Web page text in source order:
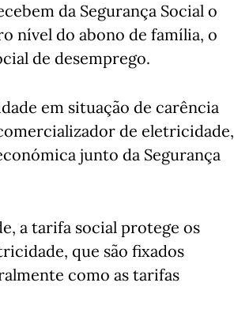
da Segurança Social o
nível do abono de família, o
de desemprego.
em situação de carência
de eletricidade,
junto da Segurança
a tarifa social protege os
que são fixados
como as tarifas